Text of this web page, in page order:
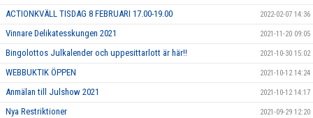
ACTIONKVÄLL TISDAG 8 FEBRUARI 17.00-19.00 2022-02-07 14:36
Vinnare Delikatesskungen 2021 2021-11-20 09:05
Bingolottos Julkalender och uppesittarlott är här!! 2021-10-30 15:02
WEBBUKTIK ÖPPEN 2021-10-12 14:24
Anmälan till Julshow 2021 2021-10-12 14:17
Nya Restriktioner 2021-09-29 12:20